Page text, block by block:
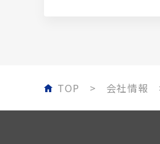
TOP 会社情報